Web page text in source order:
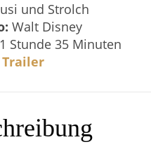
und Strolch
Walt Disney
1 Stunde 35 Minuten
Trailer